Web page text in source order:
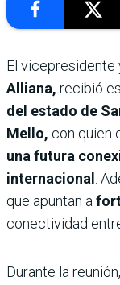
El vicepresidente
Alliana, recibió
del estado de
Mello, con quien
una futura
internacional
.
que apuntan a
conectividad
Durante la